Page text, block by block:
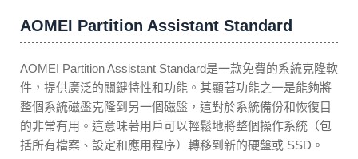
AOMEI Partition Assistant Standard
AOMEI Partition Assistant Standard是一款免費的系統克隆軟
件，提供廣泛的關鍵特性和功能。其顯著功能之一是能夠將
整個系統磁盤克隆到另一個磁盤，這對於系統備份和恢復目
的非常有用。這意味著用戶可以輕鬆地將整個操作系統（包
括所有檔案、設定和應用程序）轉移到新的硬盤或 SSD。